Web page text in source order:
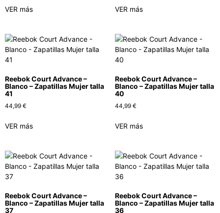
VER más VER más
Reebok Court Advance –
Blanco – Zapatillas Mujer talla
41
44,99 €
VER más
Reebok Court Advance –
Blanco – Zapatillas Mujer talla
40
44,99 €
VER más
Reebok Court Advance –
Blanco – Zapatillas Mujer talla
37
Reebok Court Advance –
Blanco – Zapatillas Mujer talla
36